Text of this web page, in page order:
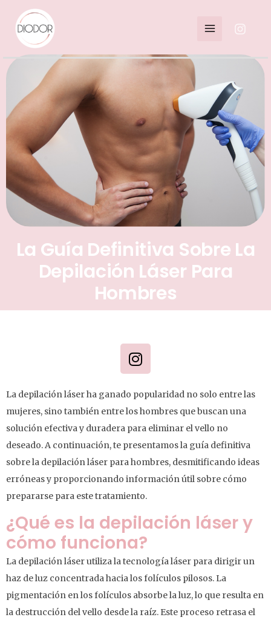
La Guía Definitiva Sobre La
Depilación Láser Para
Hombres
La depilación láser ha ganado popularidad no solo entre las
mujeres, sino también entre los hombres que buscan una
solución efectiva y duradera para eliminar el vello no
deseado. A continuación, te presentamos la guía definitiva
sobre la depilación láser para hombres, desmitificando ideas
erróneas y proporcionando información útil sobre cómo
prepararse para este tratamiento.
¿Qué es la depilación láser y
cómo funciona?
La depilación láser utiliza la tecnología láser para dirigir un
haz de luz concentrada hacia los folículos pilosos. La
pigmentación en los folículos absorbe la luz, lo que resulta en
la destrucción del vello desde la raíz. Este proceso retrasa el